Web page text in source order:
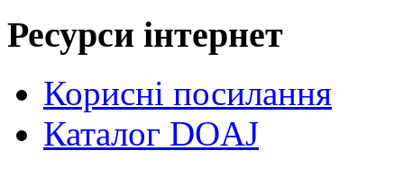
Ресурси інтернет
Корисні посилання
Каталог DOAJ